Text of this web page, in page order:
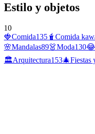
Estilo y objetos
10
🍓Comida135 🧋 Comida
🌸Mandalas89👗Moda130😂
🏛️Arquitectura153🎄Fiestas